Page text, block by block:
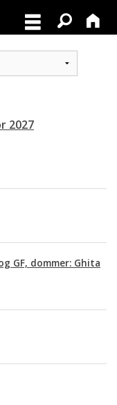
2027
GF, dommer: Ghita